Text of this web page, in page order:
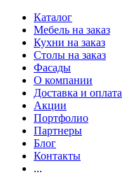
Каталог
Мебель на заказ
Кухни на заказ
Столы на заказ
Фасады
О компании
Доставка и оплата
Акции
Портфолио
Партнеры
Блог
Контакты
...